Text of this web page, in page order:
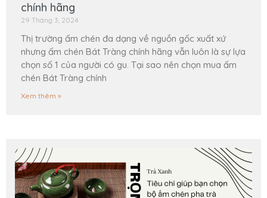
chính hãng
29 Tháng 3, 2024
Thị trường ấm chén đa dạng về nguồn gốc xuất xứ
nhưng ấm chén Bát Tràng chính hãng vẫn luôn là sự lựa
chọn số 1 của người có gu. Tại sao nên chọn mua ấm
chén Bát Tràng chính
Xem thêm »